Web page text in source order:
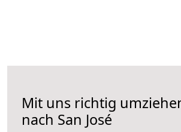
Mit uns richtig
nach San José